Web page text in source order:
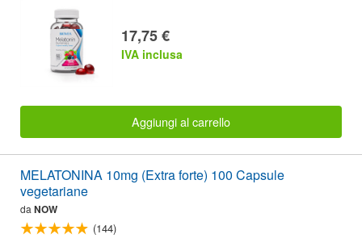
17,75 €
IVA inclusa
Aggiungi al carrello
MELATONINA 10mg (Extra forte) 100 Capsule
vegetariane
da NOW
(144)